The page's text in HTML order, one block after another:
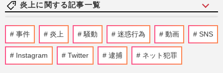
炎上に関する記事一覧
岸谷五朗の長男・岸谷蘭丸がYouTubeで喫
煙者による多額の税金支出を訴えるも、タ
バコ害で生じる社会的損失…
事件 炎上 騒動 迷惑行為 動画 SNS
Instagram Twitter 逮捕 ネット犯罪